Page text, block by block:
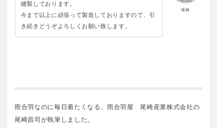
尾崎
縫製しております。
今まで以上に頑張って製造しておりますので、引
き続きどうぞよろしくお願い致します。
雨合羽なのに毎日着たくなる、雨合羽屋 尾崎産業株式会社の
尾崎昌司が執筆しました。